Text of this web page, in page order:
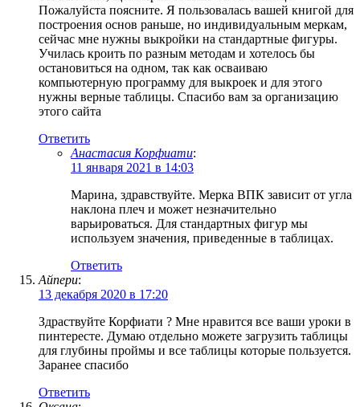
Пожалуйста поясните. Я пользовалась вашей книгой для
построения основ раньше, но индивидуальным меркам,
сейчас мне нужны выкройки на стандартные фигуры.
Училась кроить по разным методам и хотелось бы
остановиться на одном, так как осваиваю
компьютерную программу для выкроек и для этого
нужны верные таблицы. Спасибо вам за организацию
этого сайта
Ответить
Анастасия Корфиати:
11 января 2021 в 14:03
Марина, здравствуйте. Мерка ВПК зависит от угла
наклона плеч и может незначительно
варьироваться. Для стандартных фигур мы
используем значения, приведенные в таблицах.
Ответить
Айпери:
13 декабря 2020 в 17:20
Здраствуйте Корфиати ? Мне нравится все ваши уроки в
пинтересте. Думаю отдельно можете загрузить таблицы
для глубины проймы и все таблицы которые пользуется.
Заранее спасибо
Ответить